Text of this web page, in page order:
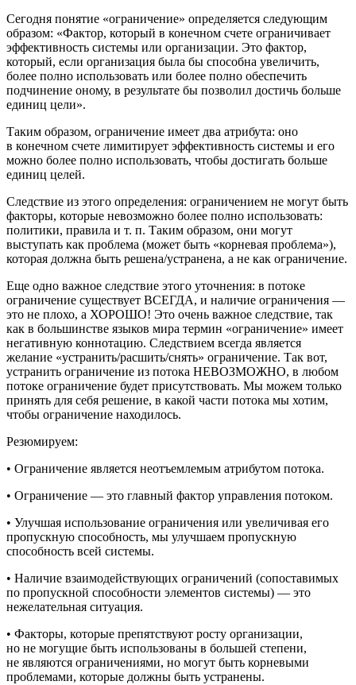
Сегодня понятие «ограничение» определяется следующим
образом: «Фактор, который в конечном счете ограничивает
эффективность системы или организации. Это фактор,
который, если организация была бы способна увеличить,
более полно использовать или более полно обеспечить
подчинение оному, в результате бы позволил достичь больше
единиц цели».
Таким образом, ограничение имеет два атрибута: оно
в конечном счете лимитирует эффективность системы и его
можно более полно использовать, чтобы достигать больше
единиц целей.
Следствие из этого определения: ограничением не могут быть
факторы, которые невозможно более полно использовать:
политики, правила и т. п. Таким образом, они могут
выступать как проблема (может быть «корневая проблема»),
которая должна быть решена/устранена, а не как ограничение.
Еще одно важное следствие этого уточнения: в потоке
ограничение существует ВСЕГДА, и наличие ограничения —
это не плохо, а ХОРОШО! Это очень важное следствие, так
как в большинстве языков мира термин «ограничение» имеет
негативную коннотацию. Следствием всегда является
желание «устранить/расшить/снять» ограничение. Так вот,
устранить ограничение из потока НЕВОЗМОЖНО, в любом
потоке ограничение будет присутствовать. Мы можем только
принять для себя решение, в какой части потока мы хотим,
чтобы ограничение находилось.
Резюмируем:
• Ограничение является неотъемлемым атрибутом потока.
• Ограничение — это главный фактор управления потоком.
• Улучшая использование ограничения или увеличивая его
пропускную способность, мы улучшаем пропускную
способность всей системы.
• Наличие взаимодействующих ограничений (сопоставимых
по пропускной способности элементов системы) — это
нежелательная ситуация.
• Факторы, которые препятствуют росту организации,
но не могущие быть использованы в большей степени,
не являются ограничениями, но могут быть корневыми
проблемами, которые должны быть устранены.